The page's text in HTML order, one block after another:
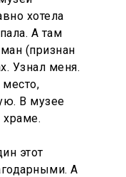
хотела
А там
(признан
Узнал меня.
В музее
храме.
этот
А